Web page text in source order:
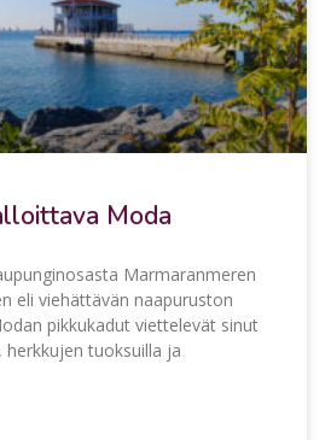
Moda
Marmaranmeren
eli viehättävän naapuruston
pikkukadut viettelevät sinut
herkkujen tuoksuilla ja